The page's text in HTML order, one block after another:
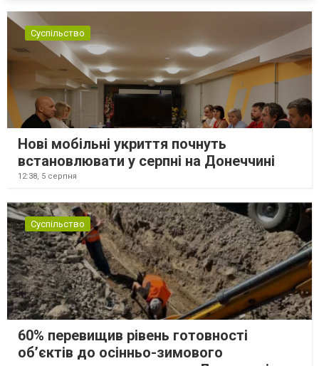
Суспільство
Нові мобільні укриття почнуть
встановлювати у серпні на Донеччині
12:38, 5 серпня
Суспільство
60% перевищив рівень готовності
об’єктів до осінньо-зимового